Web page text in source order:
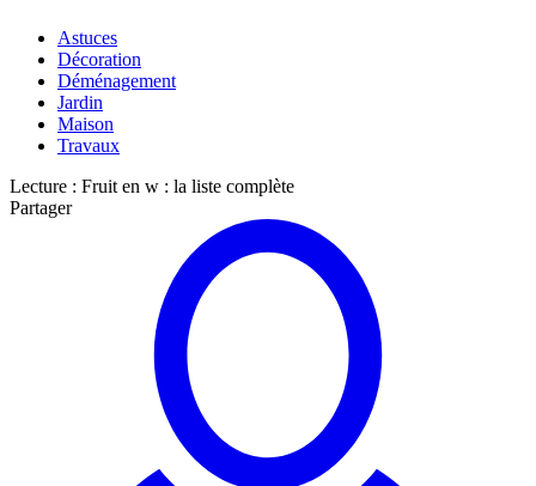
Astuces
Décoration
Déménagement
Jardin
Maison
Travaux
Lecture : Fruit en w : la liste complète
Partager